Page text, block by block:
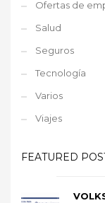
Ofertas de
Salud
Seguros
Tecnología
Varios
Viajes
FEATURED